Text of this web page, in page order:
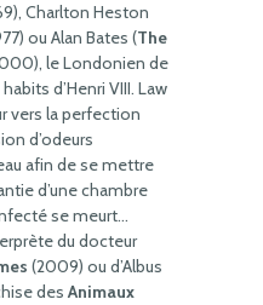
Charlton Heston
ou Alan Bates (The
le Londonien de
d’Henri VIII. Law
vers la perfection
d’odeurs
afin de se mettre
d’une chambre
se meurt…
du docteur
(2009) ou d’Albus
des Animaux